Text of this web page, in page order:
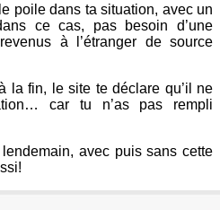
poile dans ta situation, avec un
ce cas, pas besoin d’une
à l’étranger de source
la fin, le site te déclare qu’il ne
car tu n’as pas rempli
avec puis sans cette